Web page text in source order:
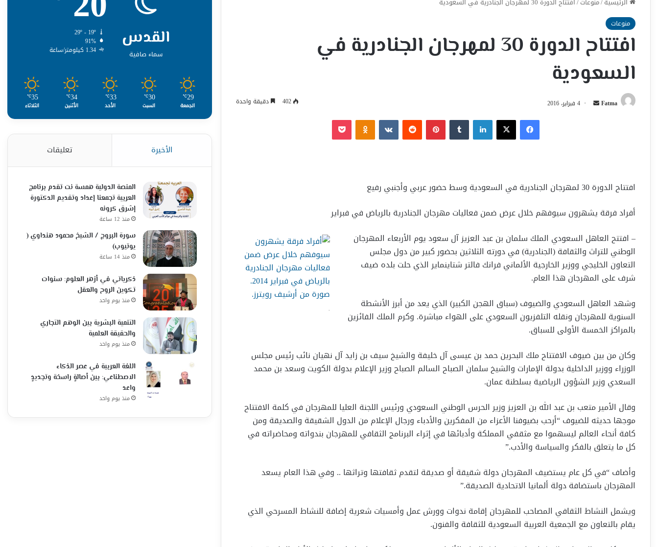
منوعات
افتتاح الدورة 30 لمهرجان الجنادرية في
السعودية
Fatma
أرسل 4 فبراير، 2016 402 دقيقة واحدة
فيسبوك‫X لينكدإن بينتيريست Odnoklassniki
‫Pocket
افتتاح الدورة 30 لمهرجان الجنادرية في السعودية وسط حضور عربي وأجنبي رفيع
أفراد فرقة يشهرون سيوفهم خلال عرض ضمن فعاليات مهرجان الجنادرية بالرياض في فبراير
.
– افتتح العاهل السعودي الملك سلمان بن عبد العزيز آل سعود يوم الأربعاء المهرجان
الوطني للتراث والثقافة (الجنادرية) في دورته الثلاثين بحضور كبير من دول مجلس
التعاون الخليجي ووزير الخارجية الألماني فرانك فالتر شتاينماير الذي حلت بلده ضيف
شرف على المهرجان هذا العام.
وشهد العاهل السعودي والضيوف (سباق الهجن الكبير) الذي يعد من أبرز الأنشطة
السنوية للمهرجان ونقله التلفزيون السعودي على الهواء مباشرة. وكرم الملك الفائزين
بالمراكز الخمسة الأولى للسباق.
وكان من بين ضيوف الافتتاح ملك البحرين حمد بن عيسى آل خليفة والشيخ سيف بن زايد آل نهيان نائب رئيس مجلس
الوزراء ووزير الداخلية بدولة الإمارات والشيخ سلمان الصباح السالم الصباح وزير الإعلام بدولة الكويت وسعد بن محمد
السعدي وزير الشؤون الرياضية بسلطنة عمان.
وقال الأمير متعب بن عبد الله بن العزيز وزير الحرس الوطني السعودي ورئيس اللجنة العليا للمهرجان في كلمة الافتتاح
موجها حديثه للضيوف “أرحب بضيوفنا الأعزاء من المفكرين والأدباء ورجال الإعلام من الدول الشقيقة والصديقة ومن
كافة أنحاء العالم ليسهموا مع مثقفي المملكة وأدبائها في إثراء البرنامج الثقافي للمهرجان بندواته ومحاضراته في
كل ما يتعلق بالفكر والسياسة والأدب.”
وأضاف “في كل عام يستضيف المهرجان دولة شقيقة أو صديقة لتقدم ثقافتها وتراثها .. وفي هذا العام يسعد
المهرجان باستضافة دولة ألمانيا الاتحادية الصديقة.”
ويشمل النشاط الثقافي المصاحب للمهرجان إقامة ندوات وورش عمل وأمسيات شعرية إضافة للنشاط المسرحي الذي
يقام بالتعاون مع الجمعية العربية السعودية للثقافة والفنون.
القدس
سماء صافية
29º - 19º
91%
1.34 كيلومتر/ساعة
29
℃
الجمعة
30
℃
السبت
33
℃
الأحد
34
℃
الأثنين
35
℃
الثلاثاء
الأخيرة تعليقات
المنصة الدولية همسة نت تقدم برنامج
العربية تجمعنا إعداد وتقديم الدكتورة
إشرق كرونه
منذ 12 ساعة
سورة البروج / الشيخ محمود هنداوي (
يوتيوب)
منذ 14 ساعة
ذكرياتي في أزهر العلوم: سنوات
تكوين الروح والعقل
منذ يوم واحد
التنمية البشرية بين الوهم التجاري
والحقيقة العلمية
منذ يوم واحد
اللغة العربية في عصر الذكاء
الاصطناعي: بين أصالةٍ راسخة وتجديدٍ
واعد
منذ يوم واحد